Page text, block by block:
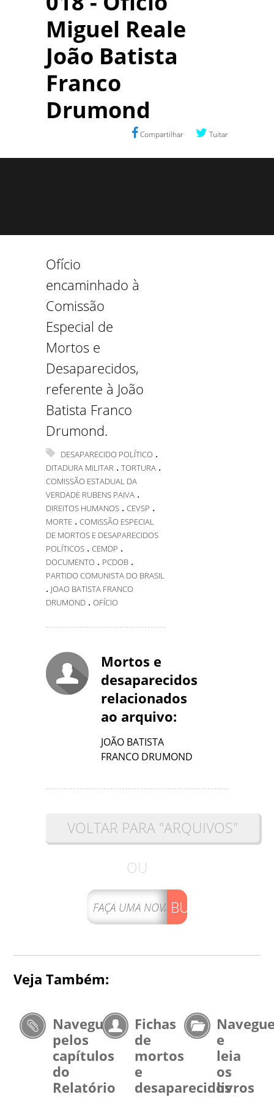
Miguel Reale
João Batista
Franco
Drumond
Compartilhar Tuitar
Ofício
encaminhado à
Comissão
Especial de
Mortos e
Desaparecidos,
referente à João
Batista Franco
Drumond.
DESAPARECIDO POLÍTICO .
DITADURA MILITAR . TORTURA .
COMISSÃO ESTADUAL DA
VERDADE RUBENS PAIVA .
DIREITOS HUMANOS . CEVSP .
MORTE . COMISSÃO ESPECIAL
DE MORTOS E DESAPARECIDOS
POLÍTICOS . CEMDP .
DOCUMENTO . PCDOB .
PARTIDO COMUNISTA DO BRASIL
. JOAO BATISTA FRANCO
DRUMOND . OFÍCIO
Mortos e
desaparecidos
relacionados
ao arquivo:
JOÃO BATISTA
FRANCO DRUMOND
VOLTAR PARA "ARQUIVOS"
OU
BUSCAR
Veja Também:
Navegue
pelos
capítulos
do
Relatório
Fichas
de
mortos
e
desaparecidos
e
leia
os
livros